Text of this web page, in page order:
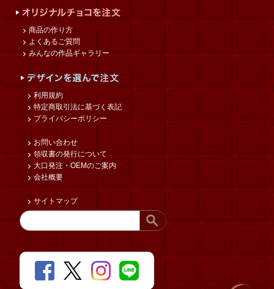
商品の作り方
よくあるご質問
みんなの作品ギャラリー
利用規約
特定商取引法に基づく表記
プライバシーポリシー
お問い合わせ
領収書の発行について
大口発注・OEMのご案内
会社概要
サイトマップ